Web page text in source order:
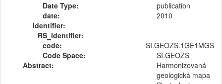
Date Type:
publication
date:
2010
Identifier:
RS_Identifier:
code:
SI.GEOZS.1GE1MGS
Code Space:
SI.GEOZS
Abstract:
Harmonizovaná
geologická mapa